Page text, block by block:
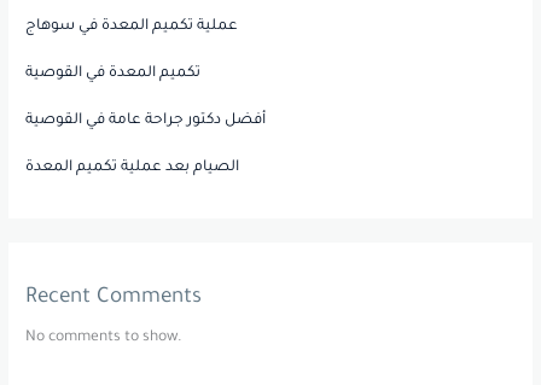
عملية تكميم المعدة في سوهاج
تكميم المعدة في القوصية
أفضل دكتور جراحة عامة في القوصية
الصيام بعد عملية تكميم المعدة
Recent Comments
No comments to show.